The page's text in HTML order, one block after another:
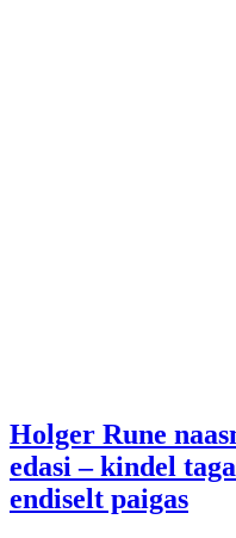
Holger Rune
edasi – kindel
endiselt paigas